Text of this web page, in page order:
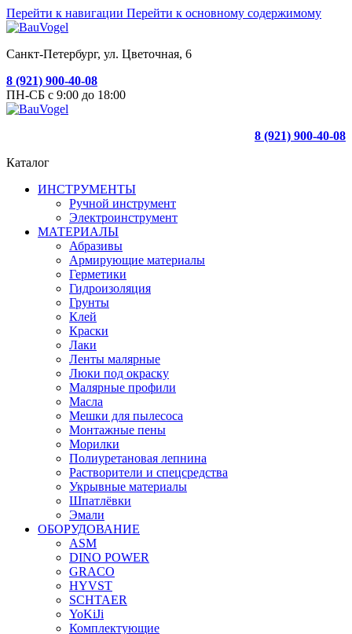
Перейти к навигации Перейти к основному содержимому
Санкт-Петербург, ул. Цветочная, 6
8 (921) 900-40-08
ПН-СБ с 9:00 до 18:00
8 (921) 900-40-08
Каталог
ИНСТРУМЕНТЫ
Ручной инструмент
Электроинструмент
МАТЕРИАЛЫ
Абразивы
Армирующие материалы
Герметики
Гидроизоляция
Грунты
Клей
Краски
Лаки
Ленты малярные
Люки под окраску
Малярные профили
Масла
Мешки для пылесоса
Монтажные пены
Морилки
Полиуретановая лепнина
Растворители и спецсредства
Укрывные материалы
Шпатлёвки
Эмали
ОБОРУДОВАНИЕ
ASM
DINO POWER
GRACO
HYVST
SCHTAER
YoKiJi
Комплектующие